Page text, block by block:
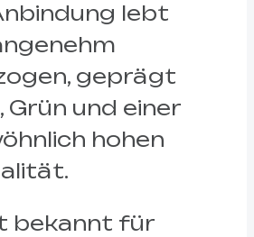
lebt
geprägt
Grün und einer
hohen
bekannt für